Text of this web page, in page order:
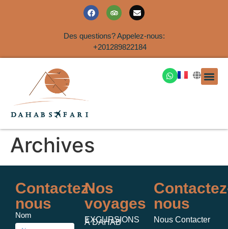
Des questions? Appelez-nous:
+201289822184
Archives
Contactez-
nous
Nom
Nos
voyages
EXCURSIONS
À DAHAB
nous
Nous Contacter